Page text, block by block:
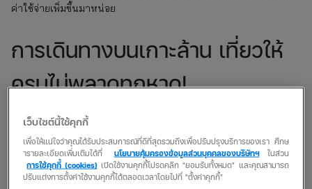
ค่าใช้จ่ายเพิ่มขึ้นมาหน่อย
การเดินทางบนเกาะล้าน เที่ยวให้
ครบไม่พลาดทุกหาด!
แต่ละหาดมีเสน่ห์ไม่เหมือนกัน วิธีเดินทางบนเกาะมีให้เลือกสองแบบ:
เช่ามอเตอร์ไซค์
วิธีนี้เหมาะสำหรับคนที่อยากขับเอง เที่ยวได้ตามใจ ราคาค่าเช่ามีทั้ง
เว็บไซต์นี้ใช้คุกกี้
เพื่อให้แน่ใจว่าคุณได้รับประสบการณ์ที่ดีที่สุดรวมถึงเพื่อปรับปรุงบริการของเรา ศึกษ
ารายละเอียดเพิ่มเติมได้ที่
นโยบายคุ้มครองข้อมูลส่วนบุคคลของบริษัทฯในส่วน
การใช้คุกกี้ (cookies) เปิดใช้งานคุกกี้โปรดคลิก "ยอมรับทั้งหมด" และคุณสามารถ
ปรับแต่งการตั้งค่าใช้งานคุกกี้ได้ตลอดเวลาโดยไปที่ "ตั้งค่าคุกกี้"